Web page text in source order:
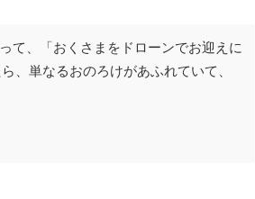
て、「おくさまをドローンでお迎えに
、単なるおのろけがあふれていて、